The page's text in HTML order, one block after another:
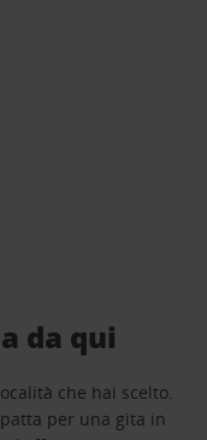
da qui
che hai scelto.
per una gita in